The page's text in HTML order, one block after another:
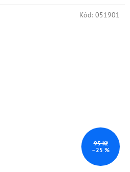
95 Kč
–25 %
Kód: 051901